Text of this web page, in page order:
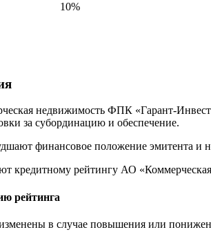
10%
недвижимость ФПК «Гарант-
за субординацию и обеспечение.
финансовое положение эмитента и
кредитному рейтингу АО
рейтинга
в случае повышения или